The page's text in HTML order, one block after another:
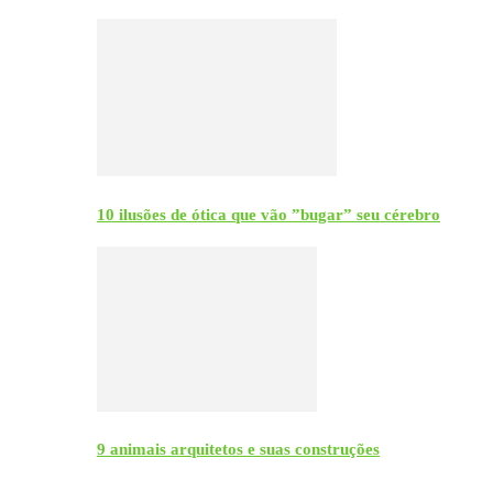
10 ilusões de ótica que vão ”bugar” seu cérebro
9 animais arquitetos e suas construções